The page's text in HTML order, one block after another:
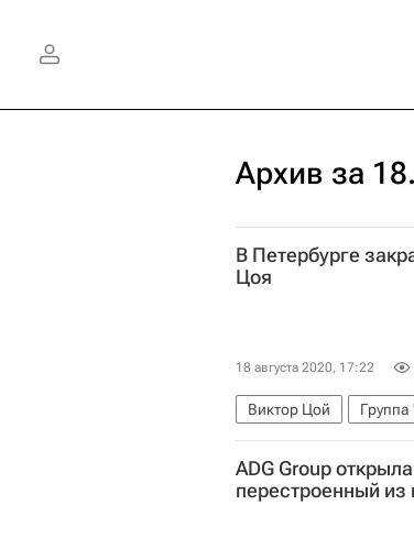
Архив за
В Петербурге
Цоя
18 августа 2020, 17:22
Виктор Цой
ADG Group
перестроенный из